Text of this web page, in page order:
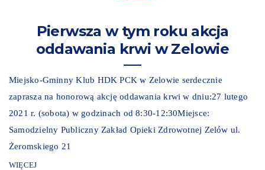
Pierwsza w tym roku akcja
oddawania krwi w Zelowie
Miejsko-Gminny Klub HDK PCK w Zelowie serdecznie
zaprasza na honorową akcję oddawania krwi w dniu:27 lutego
2021 r. (sobota) w godzinach od 8:30-12:30Miejsce:
Samodzielny Publiczny Zakład Opieki Zdrowotnej Zelów ul.
Żeromskiego 21
WIĘCEJ